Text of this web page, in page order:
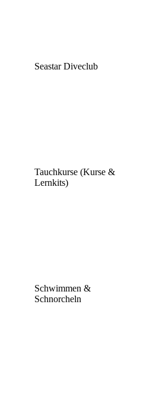
Seastar Diveclub
Tauchkurse (Kurse &
Lernkits)
Schwimmen &
Schnorcheln